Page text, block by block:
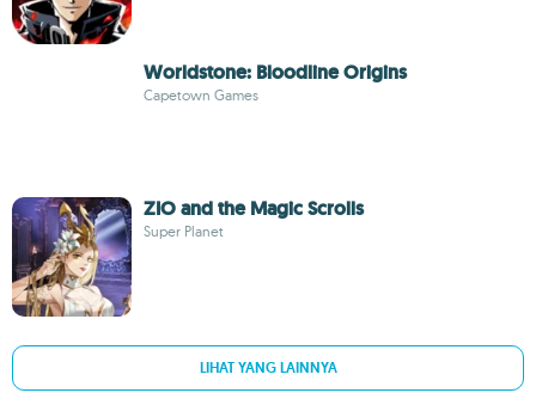
Worldstone: Bloodline Origins
Capetown Games
ZIO and the Magic Scrolls
Super Planet
LIHAT YANG LAINNYA